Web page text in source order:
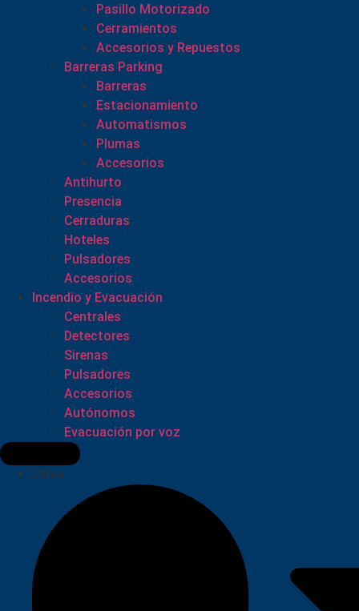
Pasillo Motorizado
Cerramientos
Accesorios y Repuestos
Barreras Parking
Barreras
Estacionamiento
Automatismos
Plumas
Accesorios
Antihurto
Presencia
Cerraduras
Hoteles
Pulsadores
Accesorios
Incendio y Evacuación
Centrales
Detectores
Sirenas
Pulsadores
Accesorios
Autónomos
Evacuación por voz
Otros